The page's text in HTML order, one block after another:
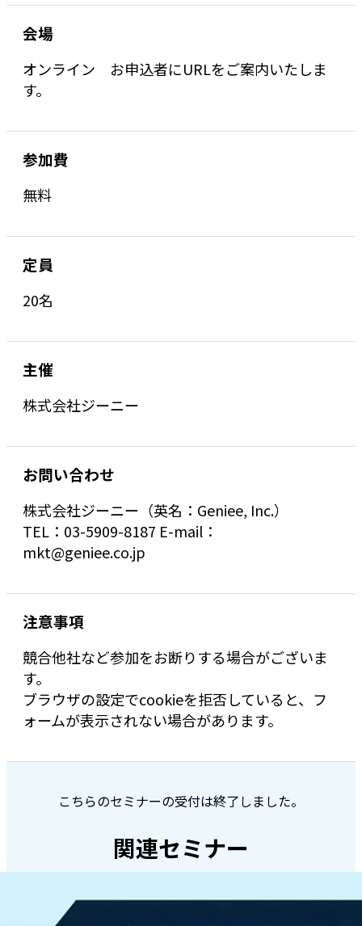
会場
オンライン お申込者にURLをご案内いたしま
す。
参加費
無料
定員
20名
主催
株式会社ジーニー
お問い合わせ
株式会社ジーニー（英名：Geniee, Inc.）
TEL：03-5909-8187 E-mail：
mkt@geniee.co.jp
注意事項
競合他社など参加をお断りする場合がございま
す。
ブラウザの設定でcookieを拒否していると、フ
ォームが表示されない場合があります。
こちらのセミナーの受付は終了しました。
関連セミナー